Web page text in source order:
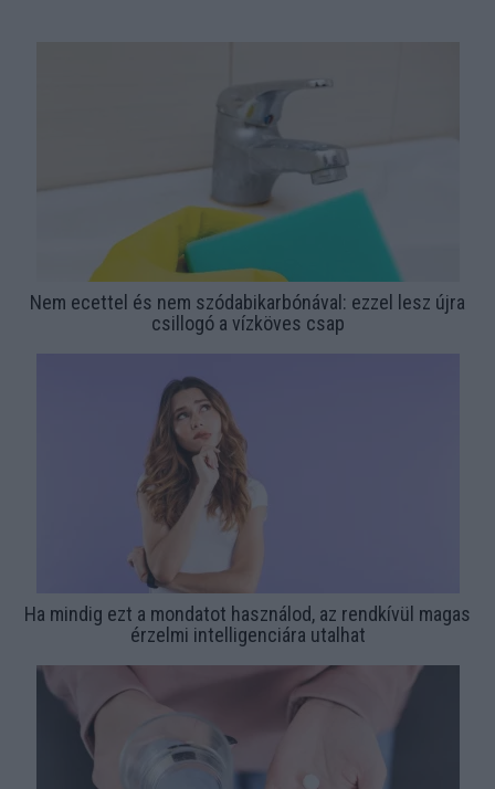
Nem ecettel és nem szódabikarbónával: ezzel lesz újra
csillogó a vízköves csap
Ha mindig ezt a mondatot használod, az rendkívül magas
érzelmi intelligenciára utalhat